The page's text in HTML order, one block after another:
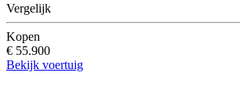
Vergelijk
Kopen
€ 55.900
Bekijk voertuig